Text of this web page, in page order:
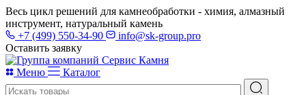
Весь цикл решений для камнеобработки - химия, алмазный
инструмент, натуральный камень
+7 (499) 550-34-90
info@sk-group.pro
Оставить заявку
Меню Каталог